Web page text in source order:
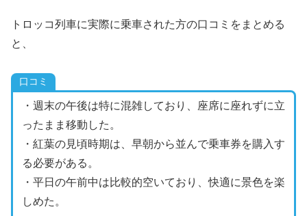
トロッコ列車に実際に乗車された方の口コミをまとめる
と、
口コミ
・週末の午後は特に混雑しており、座席に座れずに立
ったまま移動した。
・紅葉の見頃時期は、早朝から並んで乗車券を購入す
る必要がある。
・平日の午前中は比較的空いており、快適に景色を楽
しめた。